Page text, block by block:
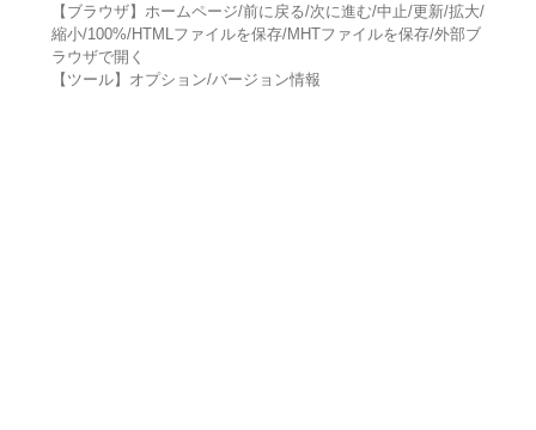
【ブラウザ】ホームページ/前に戻る/次に進む/中止/更新/拡大/
縮小/100%/HTMLファイルを保存/MHTファイルを保存/外部ブ
ラウザで開く
【ツール】オプション/バージョン情報